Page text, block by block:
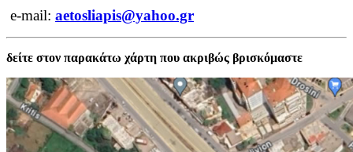
e-mail: aetosliapis@yahoo.gr
δείτε στον παρακάτω χάρτη που ακριβώς βρισκόμαστε